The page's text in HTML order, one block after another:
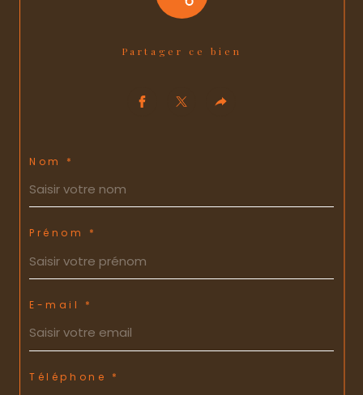
Partager ce bien
Nom *
Prénom *
E-mail *
Téléphone *